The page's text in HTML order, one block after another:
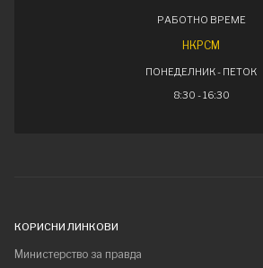
РАБОТНО ВРЕМЕ
НКРСМ
ПОНЕДЕЛНИК - ПЕТОК
8:30 - 16:30
КОРИСНИ ЛИНКОВИ
Министерство за правда